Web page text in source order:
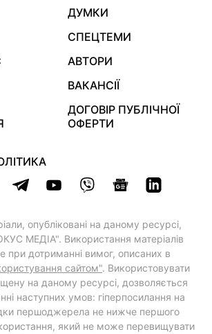
ДУМКИ
СПЕЦТЕМИ
АВТОРИ
ВАКАНСІЇ
ДОГОВІР ПУБЛІЧНОЇ
ОФЕРТИ
опубліковані на даному ресурсі,
МЕДІА". Використання матеріалів
при дотриманні вимог, описаних в
сайтом". Використовувати
на даному ресурсі, дозволяється
наступних умов: гіперпосилання на
першоджерела не нижче першого
який не може перевищувати